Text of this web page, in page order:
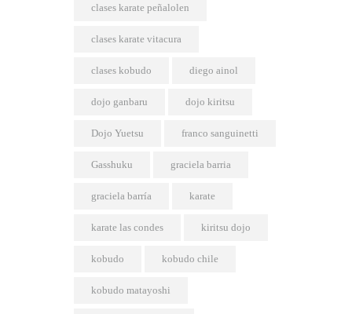
clases karate peñalolen
clases karate vitacura
clases kobudo diego ainol
dojo ganbaru dojo kiritsu
Dojo Yuetsu franco sanguinetti
Gasshuku graciela barria
graciela barría karate
karate las condes kiritsu dojo
kobudo kobudo chile
kobudo matayoshi